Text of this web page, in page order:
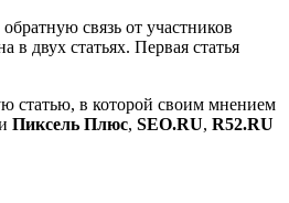
связь от участников
в двух статьях. Первая статья
статью, в которой своим мнением
Пиксель Плюс, SEO.RU, R52.RU